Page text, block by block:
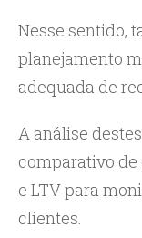
Nesse sentido,
planejamento
adequada de
A análise
comparativo de
e LTV para
clientes.